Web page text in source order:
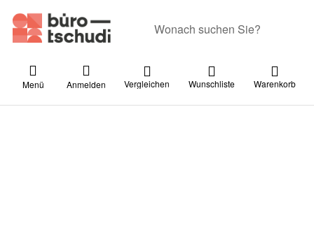
Menü Anmelden Vergleichen Wunschliste Warenkorb